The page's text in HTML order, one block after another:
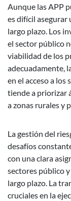
Aunque las APP
es difícil asegurar
largo plazo. Los
el sector público
viabilidad de los
adecuadamente,
en el acceso a los
tiende a priorizar
a zonas rurales y
La gestión del
desafíos
con una clara
sectores público
largo plazo. La
cruciales en la